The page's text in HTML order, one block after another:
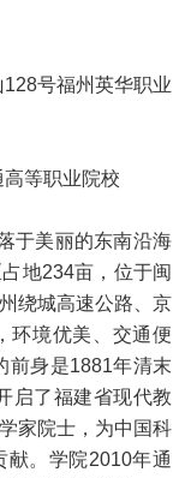
号福州英华职业
等职业院校
于美丽的东南沿海
地234亩，位于闽
绕城高速公路、京
环境优美、交通便
前身是1881年清末
启了福建省现代教
家院士，为中国科
献。学院2010年通